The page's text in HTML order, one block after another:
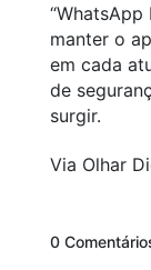
manter o
em cada
de
surgir.
Via Olhar
0